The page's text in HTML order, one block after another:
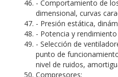
- Comportamiento de
dimensional, curvas
- Presión estática,
- Potencia y rendimiento
- Selección de
punto de
nivel de ruidos,
Compresores: